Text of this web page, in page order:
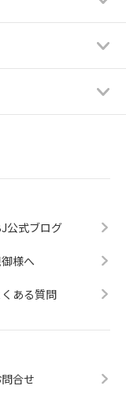
公式ブログ
様へ
くある質問
合せ